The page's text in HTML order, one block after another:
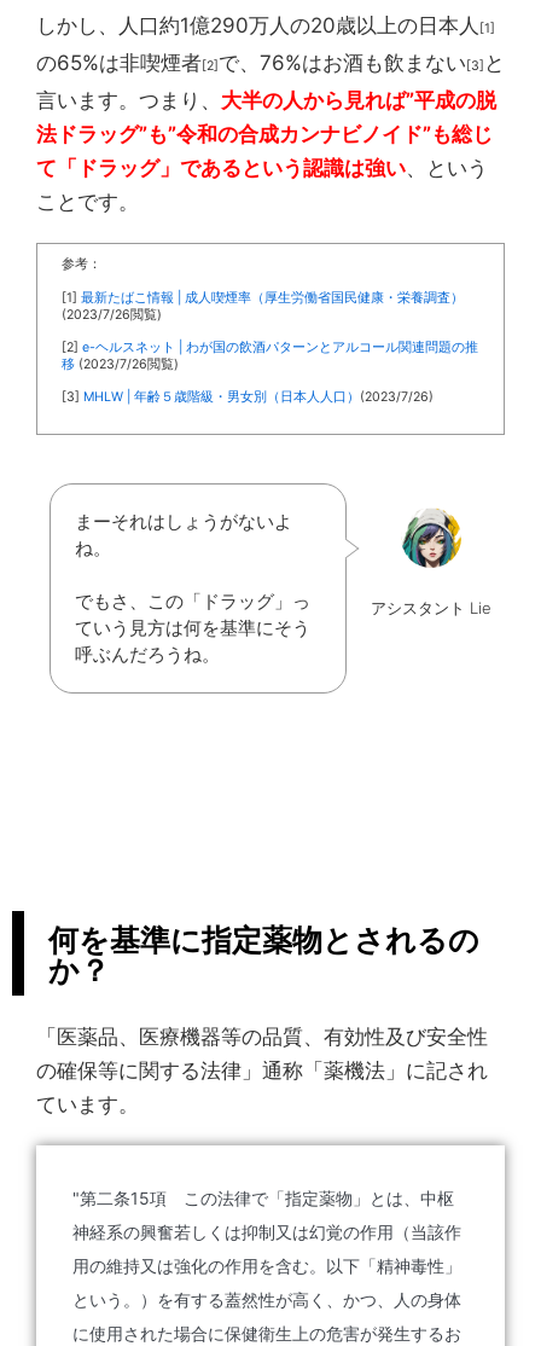
しかし、人口約1億290万人の20歳以上の日本人 [1]
の65%は非喫煙者[2]で、76%はお酒も飲まない[3] と
言います。つまり、 大半の人から見れば”平成の脱
法ドラッグ”も”令和の合成カンナビノイド”も総じ
て「ドラッグ」であるという認識は強い、という
ことです。
参考：
[1] 最新たばこ情報 | 成人喫煙率（厚生労働省国民健康・栄養調査）
(2023/7/26閲覧)
[2] e-ヘルスネット | わが国の飲酒パターンとアルコール関連問題の推
移 (2023/7/26閲覧)
[3] MHLW | 年齢５歳階級・男女別（日本人人口） (2023/7/26)
まーそれはしょうがないよ
ね。
でもさ、この「ドラッグ」っ
ていう見方は何を基準にそう
呼ぶんだろうね。
アシスタント Lie
何を基準に指定薬物とされるの
か？
「医薬品、医療機器等の品質、有効性及び安全性
の確保等に関する法律」通称「薬機法」に記され
ています。
"第二条15項 この法律で「指定薬物」とは、中枢
神経系の興奮若しくは抑制又は幻覚の作用（当該作
用の維持又は強化の作用を含む。以下「精神毒性」
という。）を有する蓋然性が高く、かつ、人の身体
に使用された場合に保健衛生上の危害が発生するお